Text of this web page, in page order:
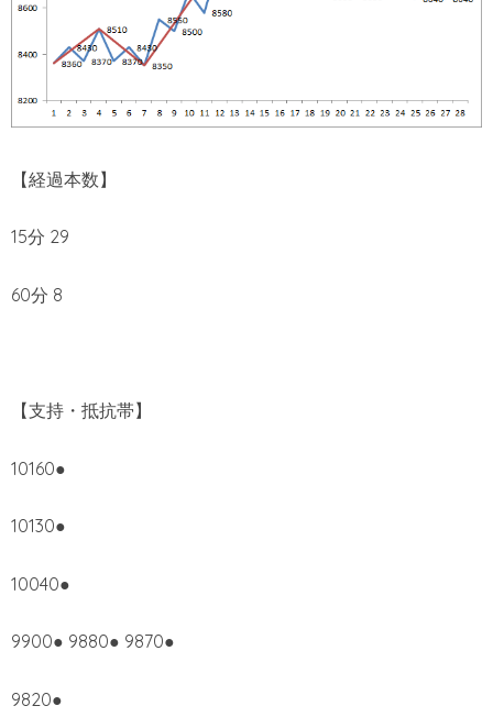
【経過本数】
15分 29
60分 8
【支持・抵抗帯】
10160●
10130●
10040●
9900● 9880● 9870●
9820●